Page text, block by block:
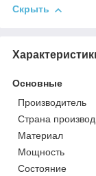
Скрыть
Основные
Производитель
Страна
Материал
Мощность
Состояние